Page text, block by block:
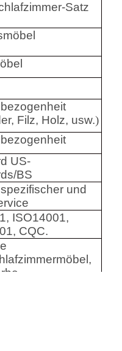
Satz
Filz, Holz, usw.)
US-
BS
und
ISO14001,
CQC.